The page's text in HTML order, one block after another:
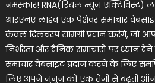
नमस्कार! RNA(रियल न्यूज एक्टिविस्ट)
आरएनए लाइव एक पेशेवर समाचार
केवल दिलचस्प सामग्री प्रदान करेंगे, जो
निर्भरता और दैनिक समाचारों पर ध्यान
समाचार वेबसाइट प्रदान करने के लिए
लिए अपने जुनून को एक तेजी से बढ़ती